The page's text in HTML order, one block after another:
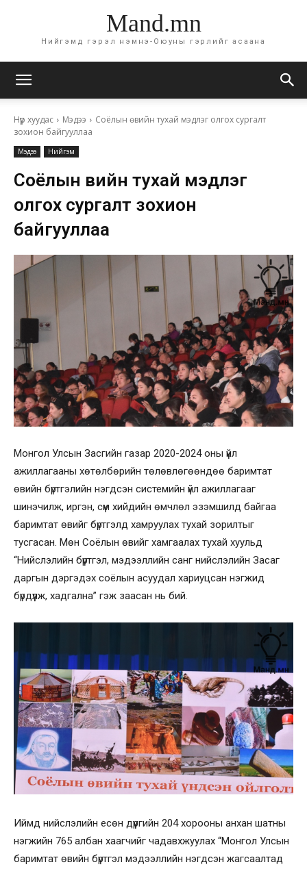
Mand.mn
Нийгэмд гэрэл нэмнэ-Оюуны гэрлийг асаана
Нүүр хуудас Мэдээ
Соёлын өвийн тухай мэдлэг олгох сургалт
зохион байгууллаа
Мэдээ Нийгэм
Соёлын өвийн тухай мэдлэг
олгох сургалт зохион
байгууллаа
Монгол Улсын Засгийн газар 2020-2024 оны үйл
ажиллагааны хөтөлбөрийн төлөвлөгөөндөө баримтат
өвийн бүртгэлийн нэгдсэн системийн үйл ажиллагааг
шинэчилж, иргэн, сүм хийдийн өмчлөл эзэмшилд байгаа
баримтат өвийг бүртгэлд хамруулах тухай зорилтыг
тусгасан. Мөн Соёлын өвийг хамгаалах тухай хуульд
“Нийслэлийн бүртгэл, мэдээллийн санг нийслэлийн Засаг
даргын дэргэдэх соёлын асуудал хариуцсан нэгжид
бүрдүүлж, хадгална” гэж заасан нь бий.
Иймд нийслэлийн есөн дүүргийн 204 хорооны анхан шатны
нэгжийн 765 албан хаагчийг чадавхжуулах “Монгол Улсын
баримтат өвийн бүртгэл мэдээллийн нэгдсэн жагсаалтад